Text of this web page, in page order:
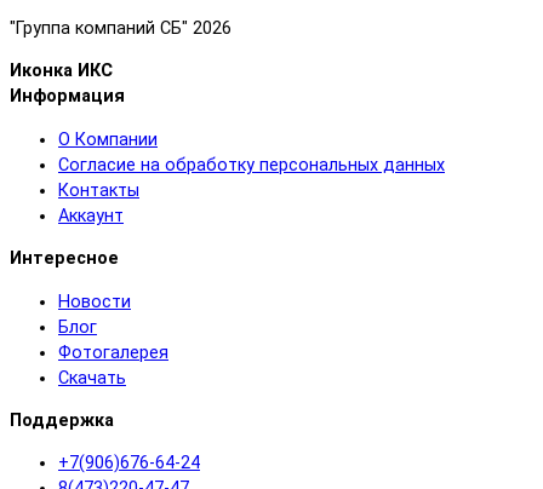
"Группа компаний СБ" 2026
Иконка ИКС
Информация
О Компании
Согласие на обработку персональных данных
Контакты
Аккаунт
Интересное
Новости
Блог
Фотогалерея
Скачать
Поддержка
+7(906)676-64-24